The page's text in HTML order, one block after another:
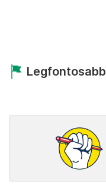
Legfontosabb